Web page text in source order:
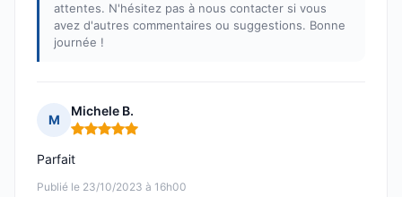
attentes. N'hésitez pas à nous contacter si vous
avez d'autres commentaires ou suggestions. Bonne
journée !
M
Michele B.
Note : 5 sur 5
Publié le 23/10/2023 à 16h00
Parfait